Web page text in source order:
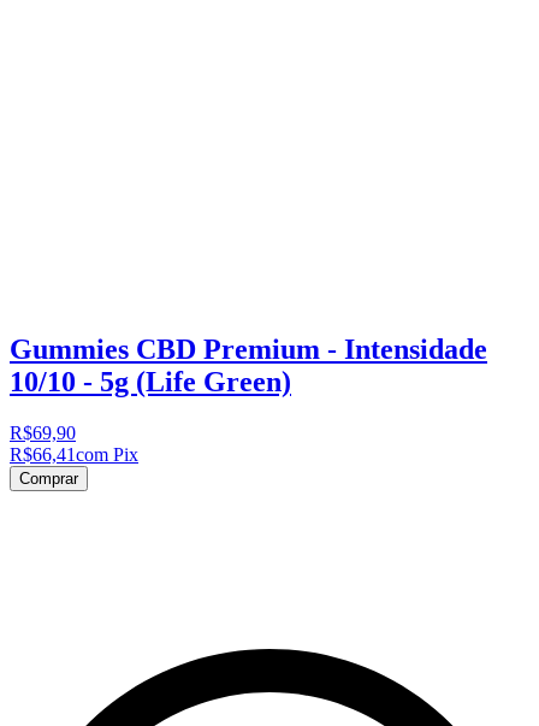
Gummies CBD Premium - Intensidade
10/10 - 5g (Life Green)
R$69,90
R$66,41com Pix
Comprar